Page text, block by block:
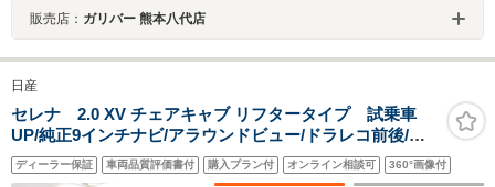
販売店： ガリバー 熊本八代店
日産
セレナ 2.0 XV チェアキャブ リフタータイプ 試乗車
UP/純正9インチナビ/アラウンドビュー/ドラレコ前後/両
側オートスライドドア/プロパイロット/スマ-トルームミ
ラ-/ETC
ディーラー保証 車両品質評価書付 購入プラン付 オンライン相談可 360°画像付